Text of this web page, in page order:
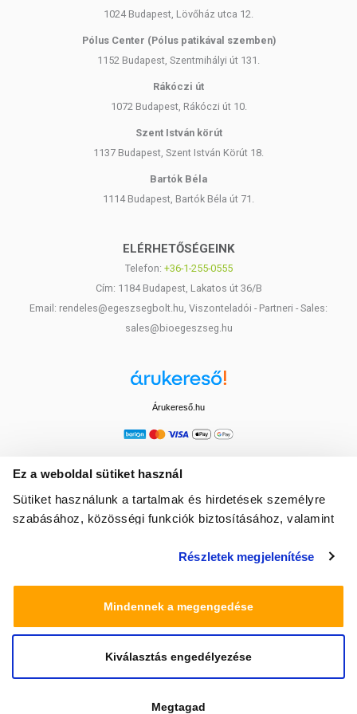
Ez a weboldal sütiket használ
Sütiket használunk a tartalmak és hirdetések személyre
szabásához, közösségi funkciók biztosításához, valamint
média-, hirdető- és elemező partnereinkkel megosztjuk az
amelyeket Ön adott meg számukra vagy az Ön által
használt más szolgáltatásokból gyűjtöttek.
Részletek megjelenítése
Mindennek a megengedése
Kiválasztás engedélyezése
Megtagad
1024 Budapest, Lövőház utca 12.
Pólus Center (Pólus patikával szemben)
1152 Budapest, Szentmihályi út 131.
Rákóczi út
1072 Budapest, Rákóczi út 10.
Szent István körút
1137 Budapest, Szent István Körút 18.
Bartók Béla
1114 Budapest, Bartók Béla út 71.
ELÉRHETŐSÉGEINK
Telefon: +36-1-255-0555
Cím: 1184 Budapest, Lakatos út 36/B
Email: rendeles@egeszsegbolt.hu, Viszonteladói - Partneri - Sales:
sales@bioegeszseg.hu
Árukereső.hu